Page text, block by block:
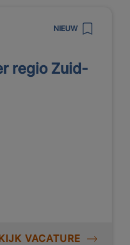
NIEUW
regio Zuid-
VACATURE